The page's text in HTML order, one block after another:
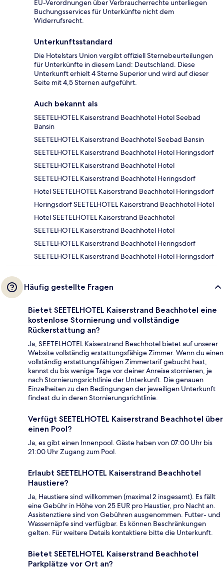
EU-Verordnungen über Verbraucherrechte unterliegen
Buchungsservices für Unterkünfte nicht dem
Widerrufsrecht.
Unterkunftsstandard
Die Hotelstars Union vergibt offiziell Sternebeurteilungen
für Unterkünfte in diesem Land: Deutschland. Diese
Unterkunft erhielt 4 Sterne Superior und wird auf dieser
Seite mit 4,5 Sternen aufgeführt.
Auch bekannt als
SEETELHOTEL Kaiserstrand Beachhotel Hotel Seebad
Bansin
SEETELHOTEL Kaiserstrand Beachhotel Seebad Bansin
SEETELHOTEL Kaiserstrand Beachhotel Hotel Heringsdorf
SEETELHOTEL Kaiserstrand Beachhotel Hotel
SEETELHOTEL Kaiserstrand Beachhotel Heringsdorf
Hotel SEETELHOTEL Kaiserstrand Beachhotel Heringsdorf
Heringsdorf SEETELHOTEL Kaiserstrand Beachhotel Hotel
Hotel SEETELHOTEL Kaiserstrand Beachhotel
SEETELHOTEL Kaiserstrand Beachhotel Hotel
SEETELHOTEL Kaiserstrand Beachhotel Heringsdorf
SEETELHOTEL Kaiserstrand Beachhotel Hotel Heringsdorf
Häufig gestellte Fragen
Bietet SEETELHOTEL Kaiserstrand Beachhotel eine
kostenlose Stornierung und vollständige
Rückerstattung an?
Ja, SEETELHOTEL Kaiserstrand Beachhotel bietet auf unserer
Website vollständig erstattungsfähige Zimmer. Wenn du einen
vollständig erstattungsfähigen Zimmertarif gebucht hast,
kannst du bis wenige Tage vor deiner Anreise stornieren, je
nach Stornierungsrichtlinie der Unterkunft. Die genauen
Einzelheiten zu den Bedingungen der jeweiligen Unterkunft
findest du in deren Stornierungsrichtlinie.
Verfügt SEETELHOTEL Kaiserstrand Beachhotel über
einen Pool?
Ja, es gibt einen Innenpool. Gäste haben von 07:00 Uhr bis
21:00 Uhr Zugang zum Pool.
Erlaubt SEETELHOTEL Kaiserstrand Beachhotel
Haustiere?
Ja, Haustiere sind willkommen (maximal 2 insgesamt). Es fällt
eine Gebühr in Höhe von 25 EUR pro Haustier, pro Nacht an.
Assistenztiere sind von Gebühren ausgenommen. Futter- und
Wassernäpfe sind verfügbar. Es können Beschränkungen
gelten. Für weitere Details kontaktiere bitte die Unterkunft.
Bietet SEETELHOTEL Kaiserstrand Beachhotel
Parkplätze vor Ort an?